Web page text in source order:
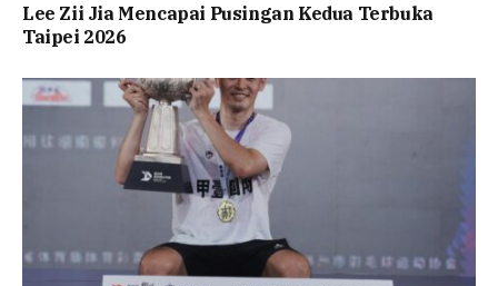
Lee Zii Jia Mencapai Pusingan Kedua Terbuka
Taipei 2026